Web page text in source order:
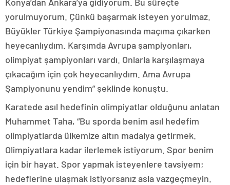
yorulmuyorum. Çünkü başarmak isteyen yorulmaz.
Büyükler Türkiye Şampiyonasında maçıma çıkarken
heyecanlıydım. Karşımda Avrupa şampiyonları,
olimpiyat şampiyonları vardı. Onlarla karşılaşmaya
çıkacağım için çok heyecanlıydım. Ama Avrupa
Şampiyonunu yendim” şeklinde konuştu.
Karatede asıl hedefinin olimpiyatlar olduğunu anlatan
Muhammet Taha, “Bu sporda benim asıl hedefim
olimpiyatlarda ülkemize altın madalya getirmek.
Olimpiyatlara kadar ilerlemek istiyorum. Spor benim
için bir hayat. Spor yapmak isteyenlere tavsiyem;
hedeflerine ulaşmak istiyorsanız asla vazgeçmeyin.